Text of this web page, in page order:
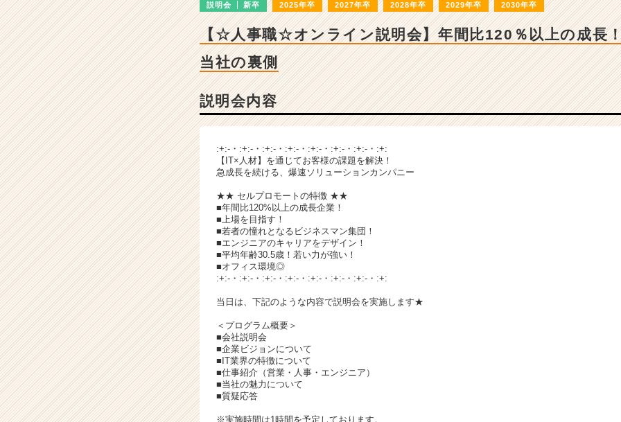
説明会 新卒 2025年卒 2027年卒 2028年卒 2029年卒 2030年卒
【☆人事職☆オンライン説明会】年間比120％以上の成長
当社の裏側
説明会内容
:+:-・:+:-・:+:-・:+:-・:+:-・:+:-・:+:-・:+:
【IT×人材】を通じてお客様の課題を解決！
急成長を続ける、爆速ソリューションカンパニー
★★ セルプロモートの特徴 ★★
■年間比120%以上の成長企業！
■上場を目指す！
■若者の憧れとなるビジネスマン集団！
■エンジニアのキャリアをデザイン！
■平均年齢30.5歳！若い力が強い！
■オフィス環境◎
:+:-・:+:-・:+:-・:+:-・:+:-・:+:-・:+:-・:+:
当日は、下記のような内容で説明会を実施します★
＜プログラム概要＞
■会社説明会
■企業ビジョンについて
■IT業界の特徴について
■仕事紹介（営業・人事・エンジニア）
■当社の魅力について
■質疑応答
※実施時間は1時間を予定しております。